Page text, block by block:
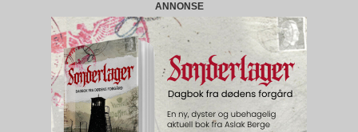
ANNONSE